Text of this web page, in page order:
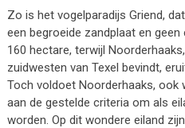
Zo is het vogelparadijs Griend,
een begroeide zandplaat en
160 hectare, terwijl
zuidwesten van Texel bevindt,
Toch voldoet Noorderhaaks, ook
aan de gestelde criteria om als
worden. Op dit wondere eiland